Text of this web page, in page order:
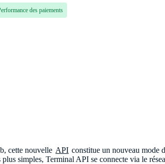
des paiements
cette nouvelle API constitue un nouveau mode
simples, Terminal API se connecte via le